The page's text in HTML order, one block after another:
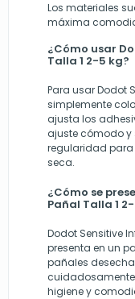
Los materiales
máxima
¿Cómo usar
Talla 1 2-5 kg?
Para usar Dodot
simplemente
ajusta los
ajuste cómodo y
regularidad para
seca.
¿Cómo se
Pañal Talla 1
Dodot Sensitive
presenta en un
pañales
higiene y